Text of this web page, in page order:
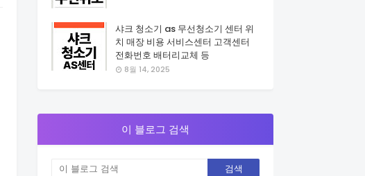
샤크 청소기 as 무선청소기 센터 위
치 매장 비용 서비스센터 고객센터
전화번호 배터리교체 등
8월 14, 2025
이 블로그 검색